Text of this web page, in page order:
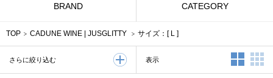
BRAND CATEGORY
TOP CADUNE WINE JUSGLITTY サイズ：[ L ]
さらに絞り込む 表示 2列表示